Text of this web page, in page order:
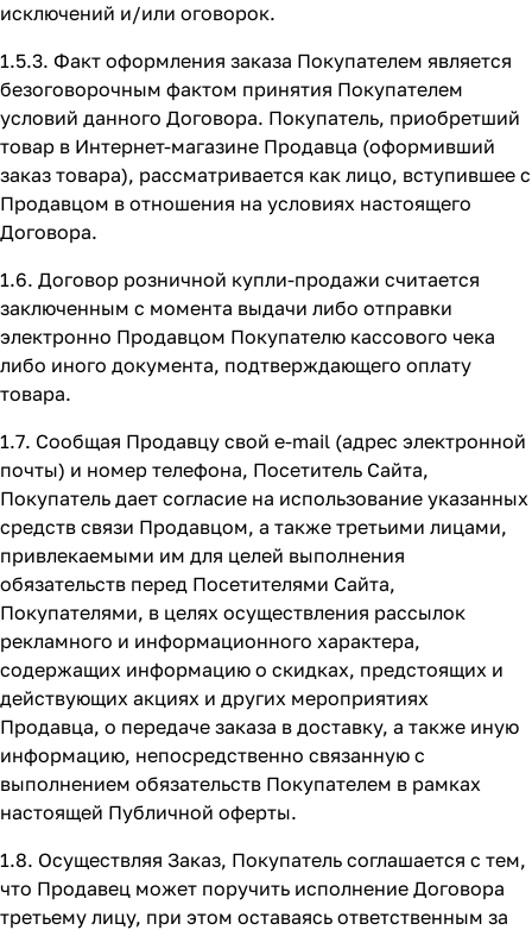
исключений и/или оговорок.
1.5.3. Факт оформления заказа Покупателем является
безоговорочным фактом принятия Покупателем
условий данного Договора. Покупатель, приобретший
товар в Интернет-магазине Продавца (оформивший
заказ товара), рассматривается как лицо, вступившее с
Продавцом в отношения на условиях настоящего
Договора.
1.6. Договор розничной купли-продажи считается
заключенным с момента выдачи либо отправки
электронно Продавцом Покупателю кассового чека
либо иного документа, подтверждающего оплату
товара.
1.7. Сообщая Продавцу свой e-mail (адрес электронной
почты) и номер телефона, Посетитель Сайта,
Покупатель дает согласие на использование указанных
средств связи Продавцом, а также третьими лицами,
привлекаемыми им для целей выполнения
обязательств перед Посетителями Сайта,
Покупателями, в целях осуществления рассылок
рекламного и информационного характера,
содержащих информацию о скидках, предстоящих и
действующих акциях и других мероприятиях
Продавца, о передаче заказа в доставку, а также иную
информацию, непосредственно связанную с
выполнением обязательств Покупателем в рамках
настоящей Публичной оферты.
1.8. Осуществляя Заказ, Покупатель соглашается с тем,
что Продавец может поручить исполнение Договора
третьему лицу, при этом оставаясь ответственным за